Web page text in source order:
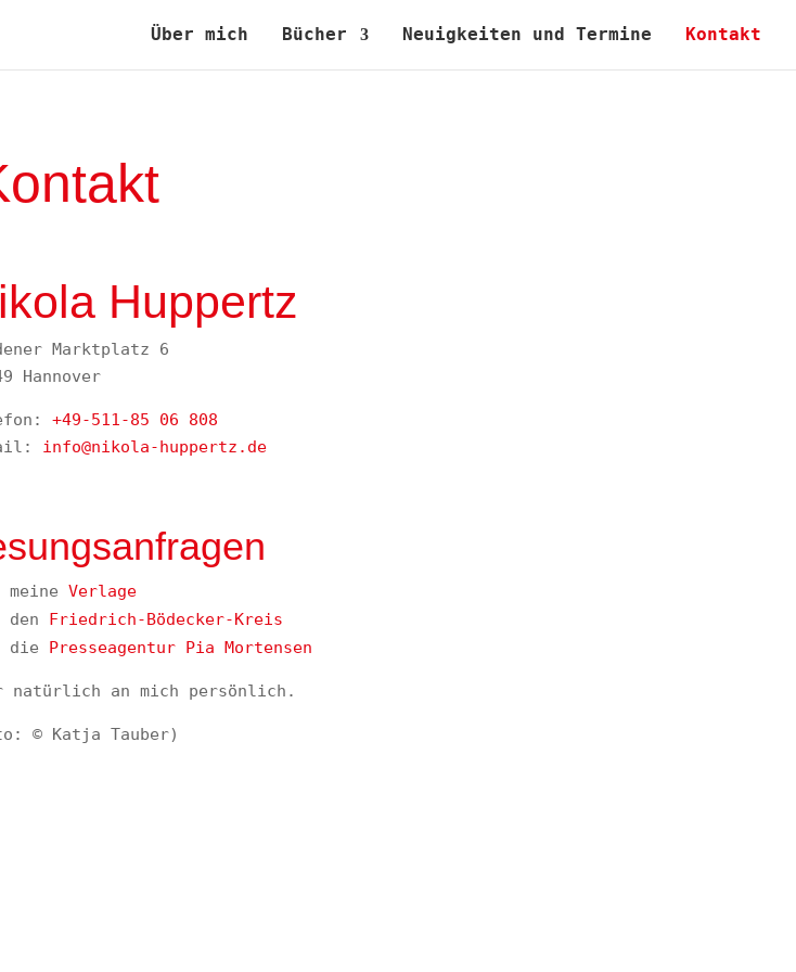
Über mich Bücher Neuigkeiten und Termine Kontakt
Huppertz
Marktplatz 6
Hannover
+49-511-85 06 808
info@nikola-huppertz.de
meineVerlage
den
Friedrich-Bödecker-Kreis
die
Presseagentur Pia Mortensen
natürlich an mich persönlich.
© Katja Tauber)